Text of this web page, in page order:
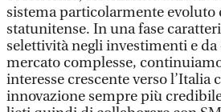
sistema particolarmente evoluto
statunitense. In una fase
selettività negli investimenti e
mercato complesse,
interesse crescente verso l’Italia
innovazione sempre più